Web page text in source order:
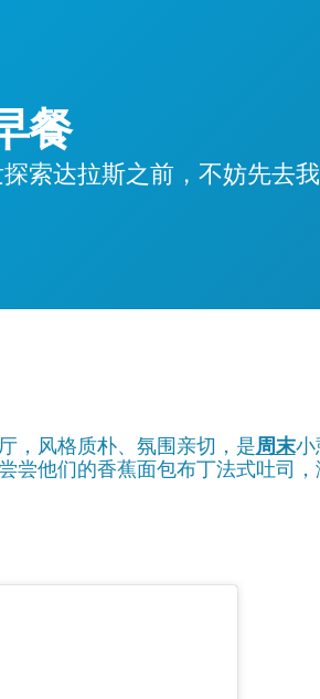
餐
索达拉斯之前，不妨先去
，风格质朴、氛围亲切，是周末小
尝他们的香蕉面包布丁法式吐司